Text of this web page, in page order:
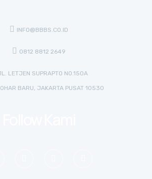
INFO@BBBS.CO.ID
0812 8812 2649
LETJEN SUPRAPTO NO.150A
BARU, JAKARTA PUSAT 10530